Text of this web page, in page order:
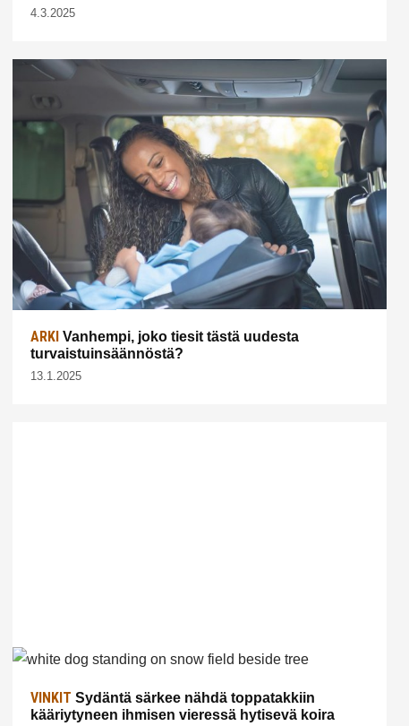
4.3.2025
ARKI Vanhempi, joko tiesit tästä uudesta
turvaistuinsäännöstä?
13.1.2025
VINKIT Sydäntä särkee nähdä toppatakkiin
kääriytyneen ihmisen vieressä hytisevä koira